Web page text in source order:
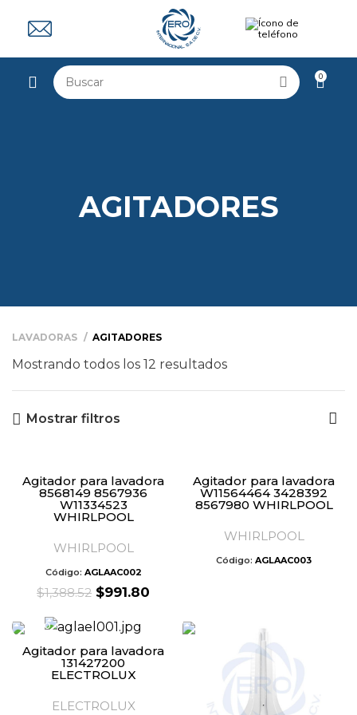
0
AGITADORES
LAVADORAS AGITADORES
Mostrando todos los 12 resultados
Mostrar filtros
Agitador para lavadora
8568149 8567936
W11334523
WHIRLPOOL
WHIRLPOOL
Código: AGLAAC002
$1,388.52 Original
was:
$1,388.52.
$991.80
$991.80.
Agitador para lavadora
W11564464 3428392
8567980 WHIRLPOOL
WHIRLPOOL
Código: AGLAAC003
Agitador para lavadora
131427200
ELECTROLUX
ELECTROLUX